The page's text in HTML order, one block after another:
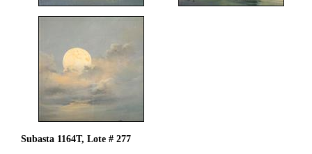
Subasta 1164T, Lote # 277